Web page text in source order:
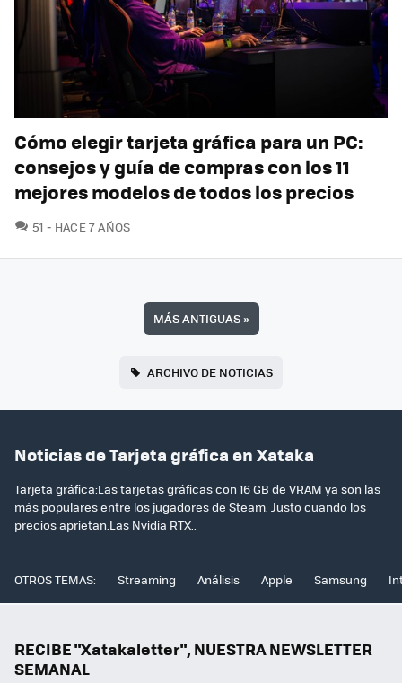
Cómo elegir tarjeta gráfica para un PC:
consejos y guía de compras con los 11
mejores modelos de todos los precios
51 COMENTARIOS
HACE 7 AÑOS
MÁS ANTIGUAS»
ARCHIVO DE NOTICIAS
Noticias de Tarjeta gráfica en Xataka
Tarjeta gráfica:Las tarjetas gráficas con 16 GB de VRAM ya son las
más populares entre los jugadores de Steam. Justo cuando los
precios aprietan.Las Nvidia RTX..
OTROS TEMAS: Streaming Análisis Apple Samsung
RECIBE "Xatakaletter", NUESTRA NEWSLETTER
SEMANAL